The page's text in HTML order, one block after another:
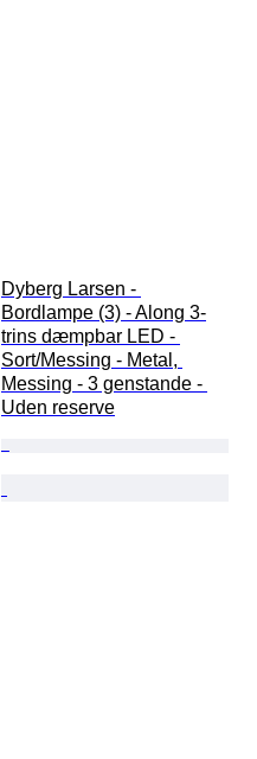
Dyberg Larsen -
Bordlampe (3) - Along 3-
trins dæmpbar LED -
Sort/Messing - Metal,
Messing - 3 genstande -
Uden reserve